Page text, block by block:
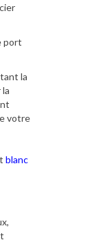
port
la
votre
blanc